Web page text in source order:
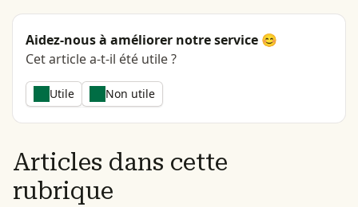
Aidez-nous à améliorer notre service 😊
Cet article a-t-il été utile ?
Utile Non utile
Articles dans cette
rubrique